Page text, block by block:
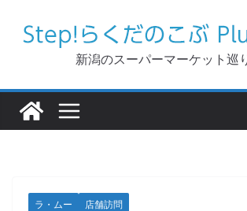
新潟のスーパーマーケット巡
ラ・ムー 店舗訪問